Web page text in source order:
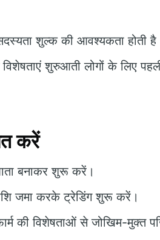
शुल्क की आवश्यकता होती
शुरुआती लोगों के लिए
करें
बनाकर शुरू करें।
जमा करके ट्रेडिंग शुरू करें।
की विशेषताओं से जोखिम-मुक्त